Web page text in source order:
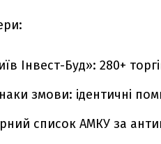
Інвест-Буд»: 280+
змови: ідентичні
список АМКУ за